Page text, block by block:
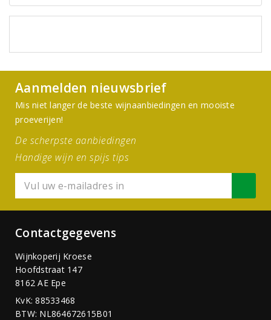
Aanmelden nieuwsbrief
Mis niet langer de beste wijnaanbiedingen en mooiste
proeverijen!
De scherpste aanbiedingen
Handige wijn en spijs tips
Contactgegevens
Wijnkoperij Kroese
Hoofdstraat 147
8162 AE Epe
KvK: 88533468
BTW: NL864672615B01